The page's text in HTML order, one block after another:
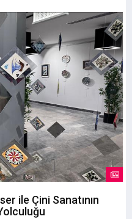
ile Çini Sanatının